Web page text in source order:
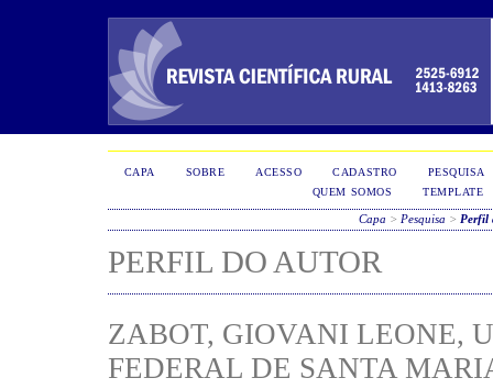
CAPA SOBRE ACESSO CADASTRO
PESQUISA
QUEM SOMOS
TEMPLATE
Capa > Pesquisa > Perfil
PERFIL DO AUTOR
ZABOT, GIOVANI LEONE,
FEDERAL DE SANTA